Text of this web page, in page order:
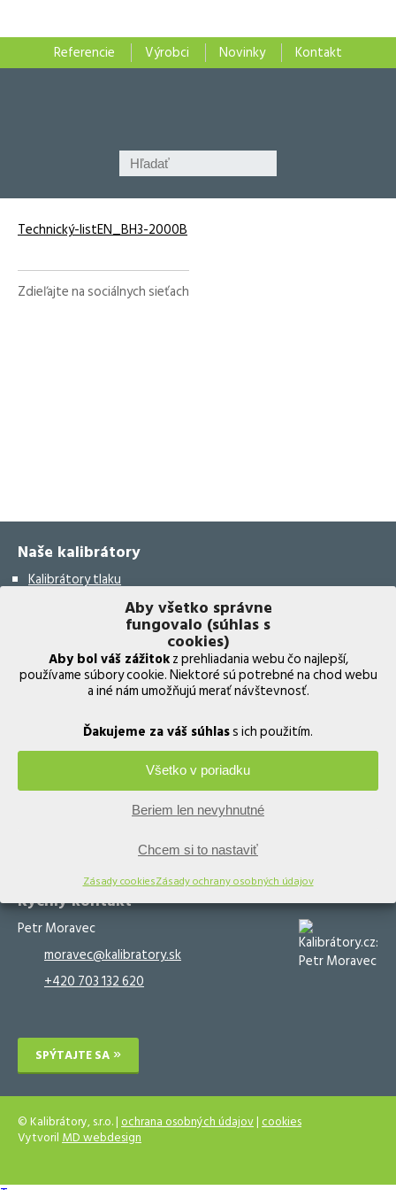
Aby všetko správne
fungovalo (súhlas s
cookies)
Aby bol váš zážitokz prehliadania webu čo najlepší,
používame súbory cookie. Niektoré sú potrebné na chod webu
a iné nám umožňujú merať návštevnosť.
Ďakujeme za váš súhlass ich použitím.
Všetko v poriadku
Beriem len nevyhnutné
Chcem si to nastaviť
Zásady cookiesZásady ochrany osobných údajov
Referencie Výrobci Novinky Kontakt
Technický-listEN_BH3-2000B
Zdieľajte na sociálnych sieťach
Naše kalibrátory
Kalibrátory tlaku
Kalibrátory teploty
Kalibrátory vlhkosti
Bezdrôtový validačný systém
Kalibrátory elektrických prístrojov
Kalibrátory leteckých prístrojov
Multifunkčné kalibrátory
Termočlánkový validačný systém
Kalibračný software
Kalibračné služby
Validačný software
Validačné služby
Rýchly kontakt
Petr Moravec
moravec@kalibratory.sk
+420 703 132 620
SPÝTAJTE SA
© Kalibrátory, s.r.o. |ochrana osobných údajov|cookies
VytvorilMD webdesign